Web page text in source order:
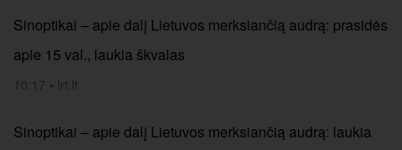
Sinoptikai – apie dalį Lietuvos merksiančią audrą: prasidės
apie 15 val., laukia škvalas
10:17 • lrt.lt
Sinoptikai – apie dalį Lietuvos merksiančią audrą: laukia